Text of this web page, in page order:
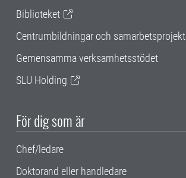
Biblioteket
Centrumbildningar och samarbetsprojekt
Gemensamma verksamhetsstödet
SLU Holding
För dig som är
Chef/ledare
Doktorand eller handledare